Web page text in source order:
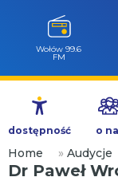
Przejdź
treści
Wołów 99.6
FM
dostępność o
Home » Audycje
Dr Paweł